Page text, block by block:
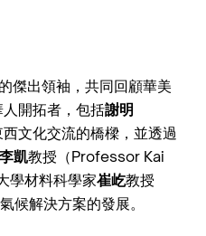
傑出領袖，共同回顧華美
開拓者，包括謝明
文化交流的橋樑，並透過
李凱教授（Professor Kai
學材料科學家崔屹教授
候解決方案的發展。